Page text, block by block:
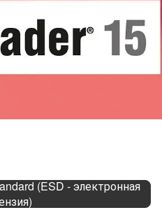
(ESD - электронная